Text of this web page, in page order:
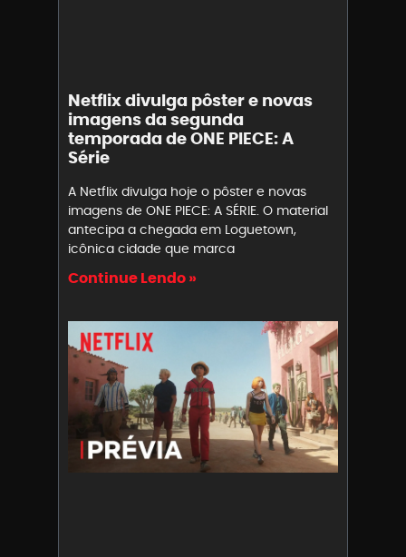
Netflix divulga pôster e novas
imagens da segunda
temporada de ONE PIECE: A
Série
A Netflix divulga hoje o pôster e novas
imagens de ONE PIECE: A SÉRIE. O material
antecipa a chegada em Loguetown,
icônica cidade que marca
Continue Lendo »